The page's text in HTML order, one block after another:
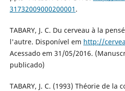
31732009000200001 .
TABARY, J. C. Du cerveau à la
l'autre. Disponível em http://
Acessado em 31/05/2016.
publicado)
TABARY, J. C. (1993) Théorie de la